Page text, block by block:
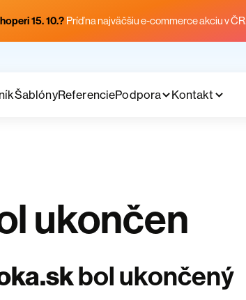
15. 10.? Príď na najväčšiu e-commerce akciu v
ŠablónyReferenciePodpora Kontakt
ukončen
bol ukončený